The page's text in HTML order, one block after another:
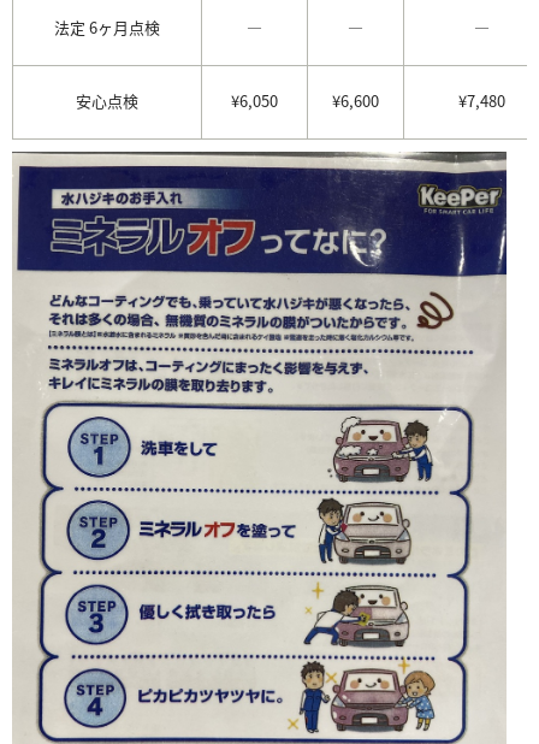
法定 6ヶ月点検 ― ― ―
安心点検 ¥6,050 ¥6,600 ¥7,480